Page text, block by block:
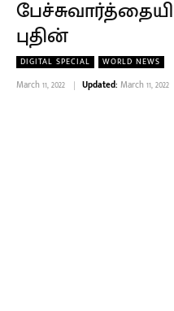
புதின்
DIGITAL SPECIAL WORLD NEWS
March 11, 2022 Updated: March 11, 2022